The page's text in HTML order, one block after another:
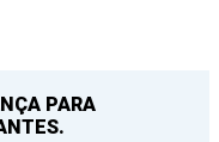
PARA